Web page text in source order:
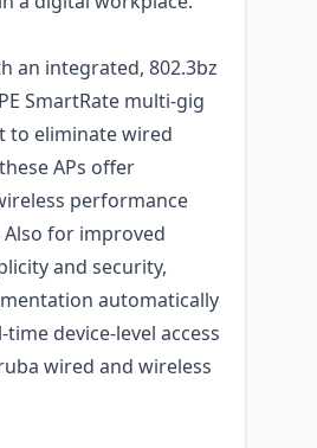
an integrated, 802.3bz
SmartRate multi-gig
to eliminate wired
APs offer
performance
Also for improved
and security,
automatically
device-level access
wired and wireless